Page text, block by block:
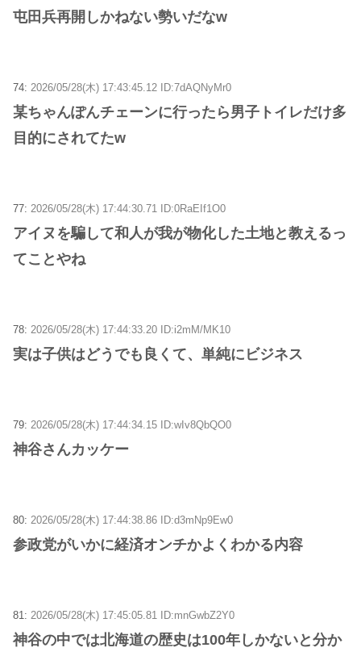
屯田兵再開しかねない勢いだなw
74: 2026/05/28(木) 17:43:45.12 ID:7dAQNyMr0
某ちゃんぽんチェーンに行ったら男子トイレだけ多
目的にされてたw
77: 2026/05/28(木) 17:44:30.71 ID:0RaEIf1O0
アイヌを騙して和人が我が物化した土地と教えるっ
てことやね
78: 2026/05/28(木) 17:44:33.20 ID:i2mM/MK10
実は子供はどうでも良くて、単純にビジネス
79: 2026/05/28(木) 17:44:34.15 ID:wIv8QbQO0
神谷さんカッケー
80: 2026/05/28(木) 17:44:38.86 ID:d3mNp9Ew0
参政党がいかに経済オンチかよくわかる内容
81: 2026/05/28(木) 17:45:05.81 ID:mnGwbZ2Y0
神谷の中では北海道の歴史は100年しかないと分か